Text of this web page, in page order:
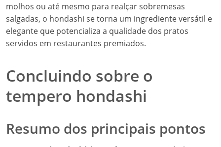
molhos ou até mesmo para realçar sobremesas
salgadas, o hondashi se torna um ingrediente versátil e
elegante que potencializa a qualidade dos pratos
servidos em restaurantes premiados.
Concluindo sobre o
tempero hondashi
Resumo dos principais pontos